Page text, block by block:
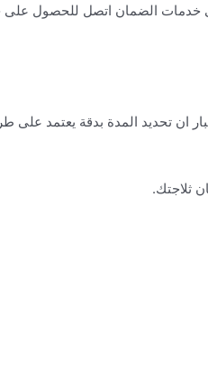
الى خدمات الضمان اتصل
الأخذ في الاعتبار ان تحديد المدة بدقة